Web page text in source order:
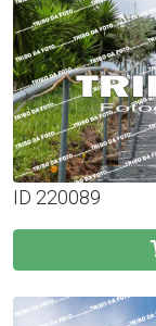
ID 220089